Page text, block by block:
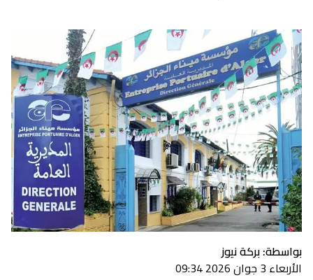
بواسطة: بركة نيوز
الأربعاء 3 جوان 2026 09:34